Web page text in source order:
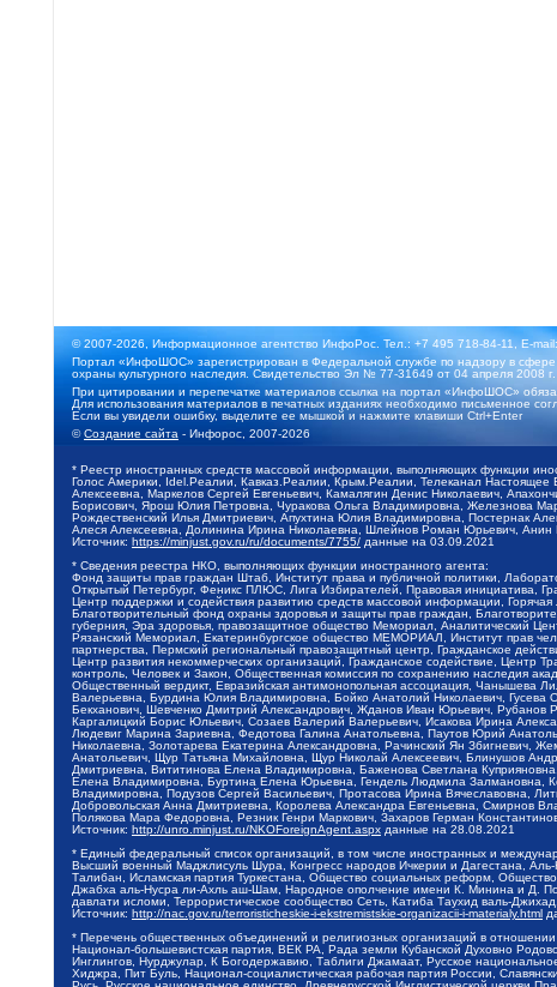
© 2007-2026, Информационное агентство ИнфоРос. Тел.: +7 495 718-84-11, E-
Портал «ИнфоШОС» зарегистрирован в Федеральной службе по надзору в сфере
охраны культурного наследия. Свидетельство Эл № 77-31649 от 04 апреля 2008 г.
При цитировании и перепечатке материалов ссылка на портал «ИнфоШОС»
Для использования материалов в печатных изданиях необходимо письменное
Если вы увидели ошибку, выделите ее мышкой и нажмите клавиши Ctrl+Enter
©Создание сайта - Инфорос, 2007-2026
* Реестр иностранных средств массовой информации, выполняющих функции
Голос Америки, Idel.Реалии, Кавказ.Реалии, Крым.Реалии, Телеканал
Алексеевна, Маркелов Сергей Евгеньевич, Камалягин Денис Николаевич,
Борисович, Ярош Юлия Петровна, Чуракова Ольга Владимировна, Железнова
Рождественский Илья Дмитриевич, Апухтина Юлия Владимировна, Постернак
Алеся Алексеевна, Долинина Ирина Николаевна, Шлейнов Роман Юрьевич, Анин
Источник: https://minjust.gov.ru/ru/documents/7755/ данные на 03.09.2021
* Сведения реестра НКО, выполняющих функции иностранного агента:
Фонд защиты прав граждан Штаб, Институт права и публичной политики,
Открытый Петербург, Феникс ПЛЮС, Лига Избирателей, Правовая инициатива,
Центр поддержки и содействия развитию средств массовой информации,
Благотворительный фонд охраны здоровья и защиты прав граждан,
губерния, Эра здоровья, правозащитное общество Мемориал, Аналитический
Рязанский Мемориал, Екатеринбургское общество МЕМОРИАЛ, Институт прав
партнерства, Пермский региональный правозащитный центр, Гражданское
Центр развития некоммерческих организаций, Гражданское содействие,
контроль, Человек и Закон, Общественная комиссия по сохранению наследия
Общественный вердикт, Евразийская антимонопольная ассоциация, Чанышева
Валерьевна, Бурдина Юлия Владимировна, Бойко Анатолий Николаевич, Гусева
Бекханович, Шевченко Дмитрий Александрович, Жданов Иван Юрьевич, Рубанов
Каргалицкий Борис Юльевич, Созаев Валерий Валерьевич, Исакова Ирина
Людевиг Марина Зариевна, Федотова Галина Анатольевна, Паутов Юрий
Николаевна, Золотарева Екатерина Александровна, Рачинский Ян Збигневич,
Анатольевич, Щур Татьяна Михайловна, Щур Николай Алексеевич, Блинушов
Дмитриевна, Вититинова Елена Владимировна, Баженова Светлана
Елена Владимировна, Буртина Елена Юрьевна, Гендель Людмила Залмановна,
Владимировна, Подузов Сергей Васильевич, Протасова Ирина Вячеславовна,
Добровольская Анна Дмитриевна, Королева Александра Евгеньевна, Смирнов
Полякова Мара Федоровна, Резник Генри Маркович, Захаров Герман
Источник: http://unro.minjust.ru/NKOForeignAgent.aspx данные на 28.08.2021
* Единый федеральный список организаций, в том числе иностранных и
Высший военный Маджлисуль Шура, Конгресс народов Ичкерии и Дагестана,
Талибан, Исламская партия Туркестана, Общество социальных реформ,
Джабха аль-Нусра ли-Ахль аш-Шам, Народное ополчение имени К. Минина и Д.
давлати исломи, Террористическое сообщество Сеть, Катиба Таухид валь-
Источник: http://nac.gov.ru/terroristicheskie-i-ekstremistskie-organizacii-i-materialy.html
* Перечень общественных объединений и религиозных организаций в
Национал-большевистская партия, ВЕК РА, Рада земли Кубанской Духовно
Инглингов, Нурджулар, К Богодержавию, Таблиги Джамаат, Русское
Хиджра, Пит Буль, Национал-социалистическая рабочая партия России,